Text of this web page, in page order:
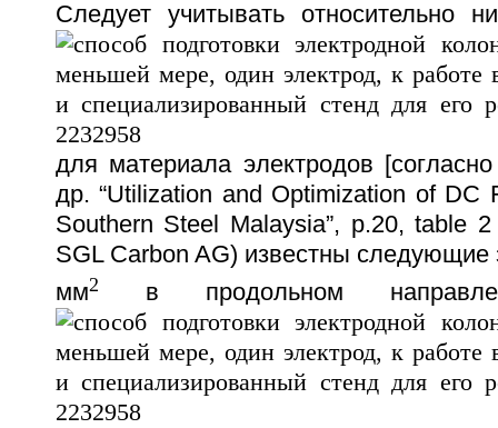
Следует учитывать относительно
для материала электродов
др. “Utilization and Optimization of DC
Southern Steel Malaysia”, p.20, table
SGL Carbon AG) известны следующие
мм2 в продольном